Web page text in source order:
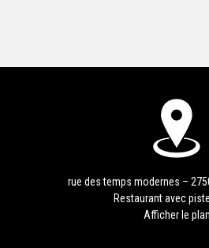
rue des temps modernes –
Restaurant avec
Afficher le plan